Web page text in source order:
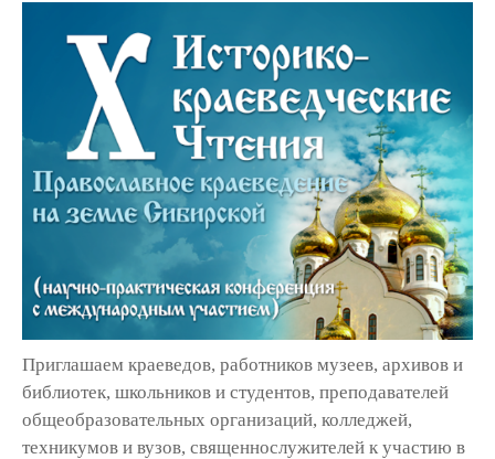
Приглашаем краеведов, работников музеев, архивов и
библиотек, школьников и студентов, преподавателей
общеобразовательных организаций, колледжей,
техникумов и вузов, священнослужителей к участию в